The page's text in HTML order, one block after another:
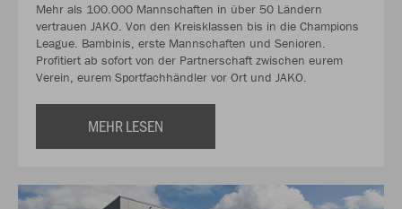
Mehr als 100.000 Mannschaften in über 50 Ländern
vertrauen JAKO. Von den Kreisklassen bis in die Champions
League. Bambinis, erste Mannschaften und Senioren.
Profitiert ab sofort von der Partnerschaft zwischen eurem
Verein, eurem Sportfachhändler vor Ort und JAKO.
MEHR LESEN